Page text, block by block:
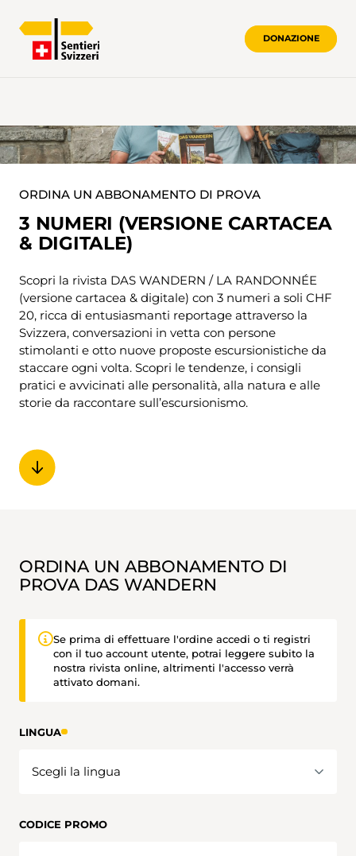
DONAZIONE
ORDINA UN ABBONAMENTO DI PROVA
3 NUMERI (VERSIONE CARTACEA
& DIGITALE)
Scopri la rivista DAS WANDERN / LA RANDONNÉE
(versione cartacea & digitale) con 3 numeri a soli CHF
20, ricca di entusiasmanti reportage attraverso la
Svizzera, conversazioni in vetta con persone
stimolanti e otto nuove proposte escursionistiche da
staccare ogni volta. Scopri le tendenze, i consigli
pratici e avvicinati alle personalità, alla natura e alle
storie da raccontare sull’escursionismo.
ORDINA UN ABBONAMENTO DI
PROVA DAS WANDERN
Se prima di effettuare l'ordine accedi o ti registri
con il tuo account utente, potrai leggere subito la
nostra rivista online, altrimenti l'accesso verrà
attivato domani.
LINGUA
CODICE PROMO